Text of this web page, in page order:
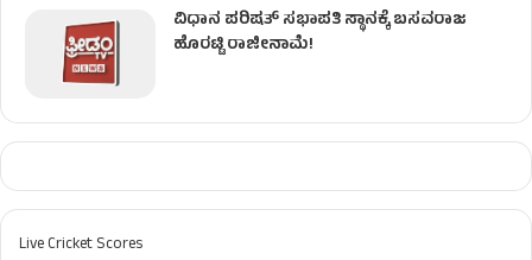
ವಿಧಾನ ಪರಿಷತ್ ಸಭಾಪತಿ ಸ್ಥಾನಕ್ಕೆ ಬಸವರಾಜ
ಹೊರಟ್ಟಿ ರಾಜೀನಾಮೆ!
Live Cricket Scores